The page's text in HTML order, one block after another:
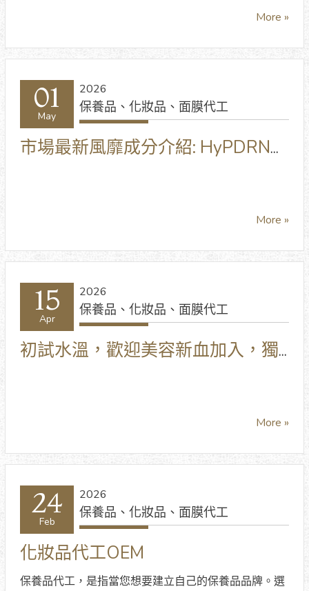
屬三類材料。保養品包裝考慮內容物的安定性，有些保
More »
01
May
2026
保養品、化妝品、面膜代工
市場最新風靡成分介紹: HyPDRN
More »
15
Apr
2026
保養品、化妝品、面膜代工
初試水溫，歡迎美容新血加入，獨
More »
24
Feb
2026
保養品、化妝品、面膜代工
化妝品代工OEM
保養品代工，是指當您想要建立自己的保養品品牌。選